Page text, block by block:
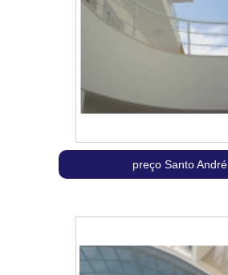
preço Santo André